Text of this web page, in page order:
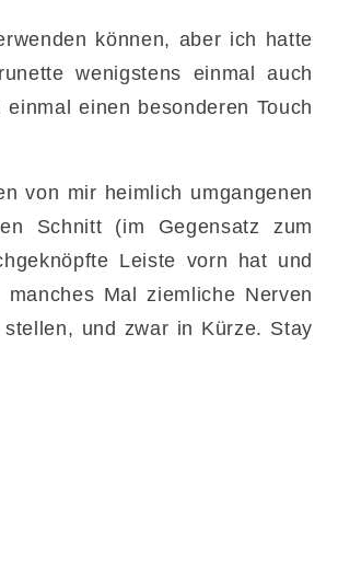
können, aber ich hatte
wenigstens einmal auch
einen besonderen Touch
von mir heimlich umgangenen
Schnitt (im Gegensatz zum
Leiste vorn hat und
Mal ziemliche Nerven
und zwar in Kürze. Stay